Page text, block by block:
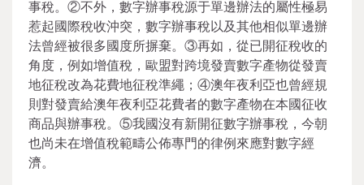
事稅。②不外，數字辦事稅源于單邊辦法的屬性極易
惹起國際稅收沖突，數字辦事稅以及其他相似單邊辦
法曾經被很多國度所摒棄。③再如，從已開征稅收的
角度，例如增值稅，歐盟對跨境發賣數字產物從發賣
地征稅改為花費地征稅準繩；④澳年夜利亞也曾經規
則對發賣給澳年夜利亞花費者的數字產物在本國征收
商品與辦事稅。⑤我國沒有新開征數字辦事稅，今朝
也尚未在增值稅範疇公佈專門的律例來應對數字經
濟。